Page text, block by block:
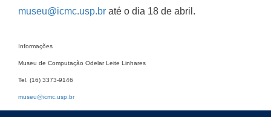
museu@icmc.usp.br até o dia 18 de abril.
Informações
Museu de Computação Odelar Leite Linhares
Tel. (16) 3373-9146
museu@icmc.usp.br